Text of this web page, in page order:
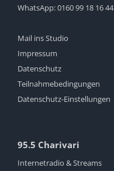
WhatsApp:0160 99 18 16 44
Mail ins Studio
Impressum
Datenschutz
Teilnahmebedingungen
Datenschutz-Einstellungen
95.5 Charivari
Internetradio & Streams